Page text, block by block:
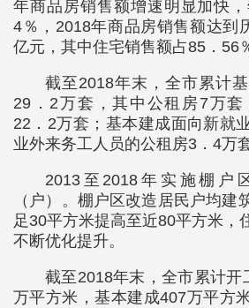
年商品房销售额增速明显加快，
4％，2018年商品房销售额达到
亿元，其中住宅销售额占85．56
截至2018年末，全市累计
29．2万套，其中公租房7万
22．2万套；基本建成面向新就
业外来务工人员的公租房3．4万套
2013至2018年实施棚户
（户）。棚户区改造居民户均建
足30平方米提高至近80平方米，
不断优化提升。
截至2018年末，全市累计开
万平方米，基本建成407万平方